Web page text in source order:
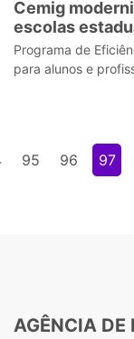
Cemig
escolas
Programa de
para alunos e
95 96 97
AGÊNCIA DE